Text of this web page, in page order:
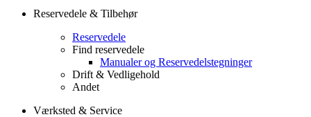
Reservedele & Tilbehør
Reservedele
Find reservedele
Manualer og Reservedelstegninger
Drift & Vedligehold
Andet
Værksted & Service